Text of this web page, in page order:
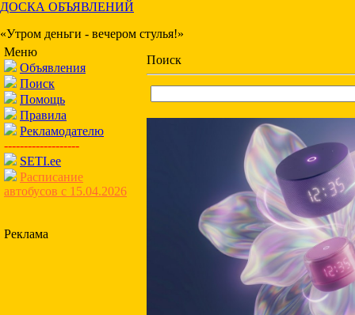
ДОСКА ОБЪЯВЛЕНИЙ
«Утром деньги - вечером стулья!»
Меню
Объявления
Поиск
Помощь
Правила
Рекламодателю
-------------------
SETI.ee
Расписание
автобусов с 15.04.2026
Реклама
Поиск